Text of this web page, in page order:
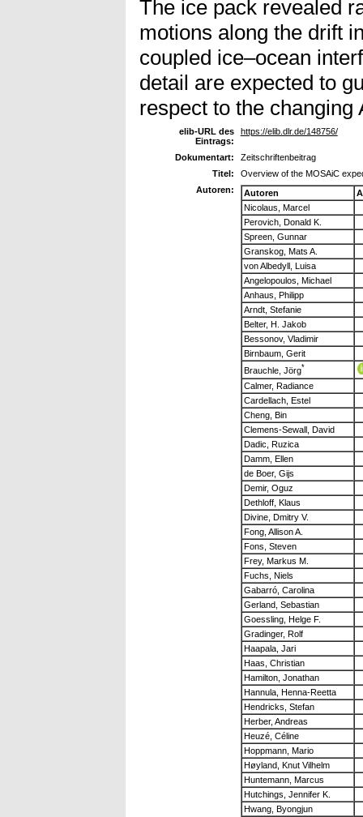
The ice pack revealed
motions along the drift
coupled ice–ocean
detail are expected to
respect to the changing
elib-URL des
Eintrags:
https://elib.dlr.de/148756/
Dokumentart:
Zeitschriftenbeitrag
Titel:
Overview of the MOSAiC
Autoren:
Autoren
Nicolaus, Marcel
Perovich, Donald K.
Spreen, Gunnar
Granskog, Mats A.
von Albedyll, Luisa
Angelopoulos, Michael
Anhaus, Philipp
Arndt, Stefanie
Belter, H. Jakob
Bessonov, Vladimir
Birnbaum, Gerit
Brauchle, Jörg*
Calmer, Radiance
Cardellach, Estel
Cheng, Bin
Clemens-Sewall, David
Dadic, Ruzica
Damm, Ellen
de Boer, Gijs
Demir, Oguz
Dethloff, Klaus
Divine, Dmitry V.
Fong, Allison A.
Fons, Steven
Frey, Markus M.
Fuchs, Niels
Gabarró, Carolina
Gerland, Sebastian
Goessling, Helge F.
Gradinger, Rolf
Haapala, Jari
Haas, Christian
Hamilton, Jonathan
Hannula, Henna-Reetta
Hendricks, Stefan
Herber, Andreas
Heuzé, Céline
Hoppmann, Mario
Høyland, Knut Vilhelm
Huntemann, Marcus
Hutchings, Jennifer K.
Hwang, Byongjun